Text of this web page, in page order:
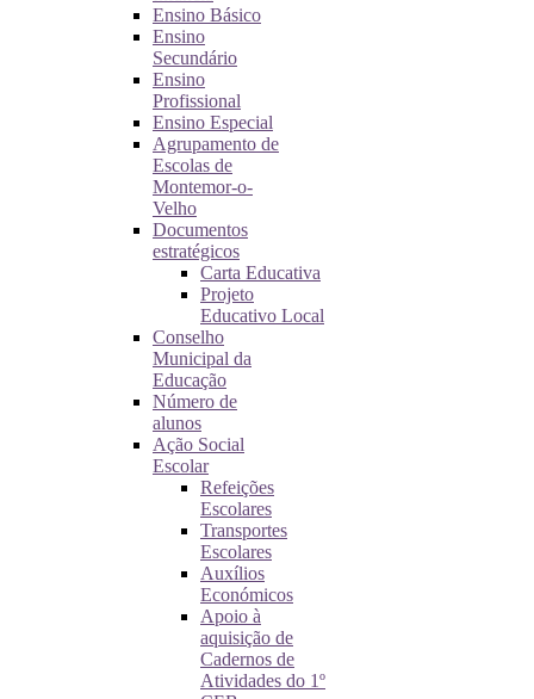
Ensino Básico
Ensino
Secundário
Ensino
Profissional
Ensino Especial
Agrupamento de
Escolas de
Montemor-o-
Velho
Documentos
estratégicos
Carta Educativa
Projeto
Educativo Local
Conselho
Municipal da
Educação
Número de
alunos
Ação Social
Escolar
Refeições
Escolares
Transportes
Escolares
Auxílios
Económicos
Apoio à
aquisição de
Cadernos de
Atividades do 1º